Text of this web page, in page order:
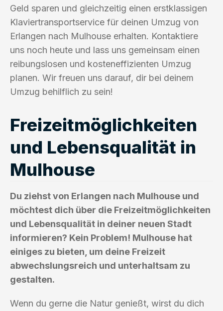
Geld sparen und gleichzeitig einen erstklassigen
Klaviertransportservice für deinen Umzug von
Erlangen nach Mulhouse erhalten. Kontaktiere
uns noch heute und lass uns gemeinsam einen
reibungslosen und kosteneffizienten Umzug
planen. Wir freuen uns darauf, dir bei deinem
Umzug behilflich zu sein!
Freizeitmöglichkeiten
und Lebensqualität in
Mulhouse
Du ziehst von Erlangen nach Mulhouse und
möchtest dich über die Freizeitmöglichkeiten
und Lebensqualität in deiner neuen Stadt
informieren? Kein Problem! Mulhouse hat
einiges zu bieten, um deine Freizeit
abwechslungsreich und unterhaltsam zu
gestalten.
Wenn du gerne die Natur genießt, wirst du dich